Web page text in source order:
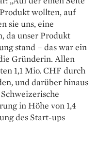
wollten, auf
sie uns, eine
da unser Produkt
stand – das war ein
Gründerin. Allen
1,1 Mio. CHF durch
und darüber hinaus
in Höhe von 1,4
des Start-ups